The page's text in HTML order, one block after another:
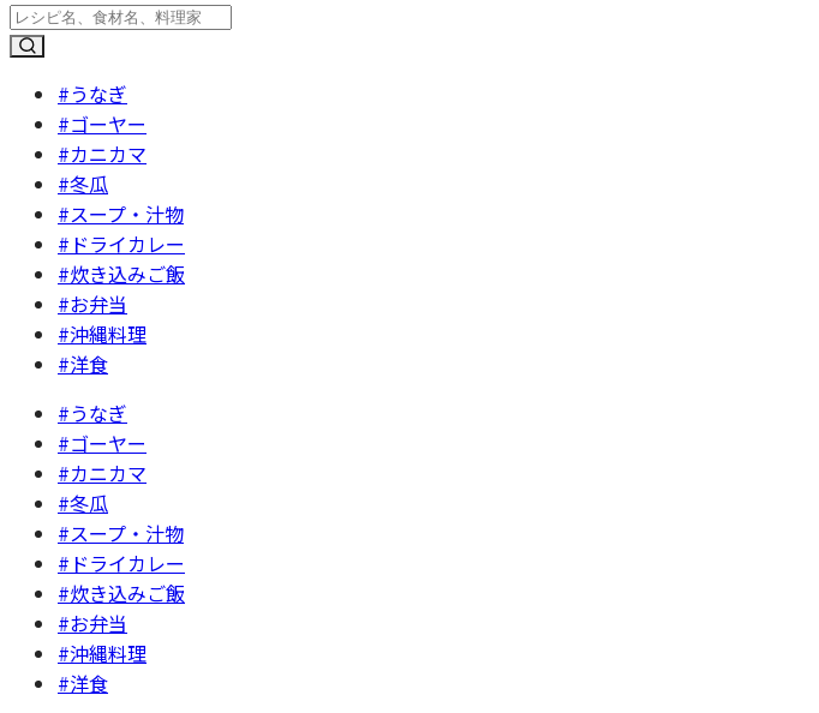
#うなぎ
#ゴーヤー
#カニカマ
#冬瓜
#スープ・汁物
#ドライカレー
#炊き込みご飯
#お弁当
#沖縄料理
#洋食
#うなぎ
#ゴーヤー
#カニカマ
#冬瓜
#スープ・汁物
#ドライカレー
#炊き込みご飯
#お弁当
#沖縄料理
#洋食